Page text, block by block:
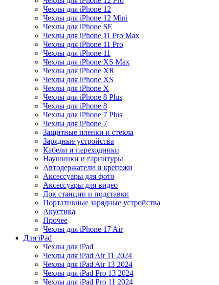
Чехлы для iPhone 12
Чехлы для iPhone 12 Mini
Чехлы для iPhone SE
Чехлы для iPhone 11 Pro Max
Чехлы для iPhone 11 Pro
Чехлы для iPhone 11
Чехлы для iPhone XS Max
Чехлы для iPhone XR
Чехлы для iPhone XS
Чехлы для iPhone X
Чехлы для iPhone 8 Plus
Чехлы для iPhone 8
Чехлы для iPhone 7 Plus
Чехлы для iPhone 7
Защитные пленки и стекла
Зарядные устройства
Кабели и переходники
Наушники и гарнитуры
Автодержатели и крепежи
Аксессуары для фото
Аксессуары для видео
Док станции и подставки
Портативные зарядные устройства
Акустика
Прочее
Чехлы для iPhone 17 Air
Для iPad
Чехлы для iPad
Чехлы для iPad Air 11 2024
Чехлы для iPad Air 13 2024
Чехлы для iPad Pro 13 2024
Чехлы для iPad Pro 11 2024